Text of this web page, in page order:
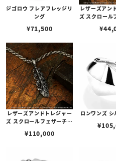
ジゴロウ フレアフレッジリ
ング
¥71,500
レザーズアン
ズ スクロール
¥
レザーズアンドトレジャー
ズ スクロールフェザーチャ
ェ
¥110,000
ロンワンズ
¥